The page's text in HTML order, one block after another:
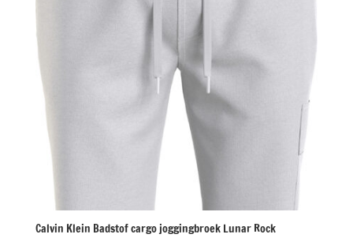
Calvin Klein Badstof cargo joggingbroek Lunar Rock